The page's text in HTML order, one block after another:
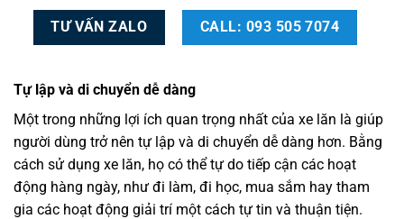
TƯ VẤN ZALO CALL: 093 505 7074
Tự lập và di chuyển dễ dàng
Một trong những lợi ích quan trọng nhất của xe lăn là giúp
người dùng trở nên tự lập và di chuyển dễ dàng hơn. Bằng
cách sử dụng xe lăn, họ có thể tự do tiếp cận các hoạt
động hàng ngày, như đi làm, đi học, mua sắm hay tham
gia các hoạt động giải trí một cách tự tin và thuận tiện.